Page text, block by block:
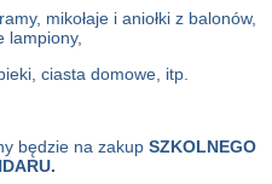
mikołaje i aniołki z balonów,
lampiony,
ciasta domowe, itp.
będzie na zakup SZKOLNEGO